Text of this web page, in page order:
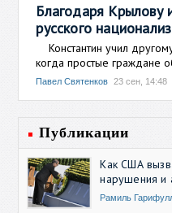
Благодаря Крылову
русского
Константин учил
когда простые граждане
Павел Святенков 23 сен, 14:48
Публикации
Как США
нарушения и
Рамиль